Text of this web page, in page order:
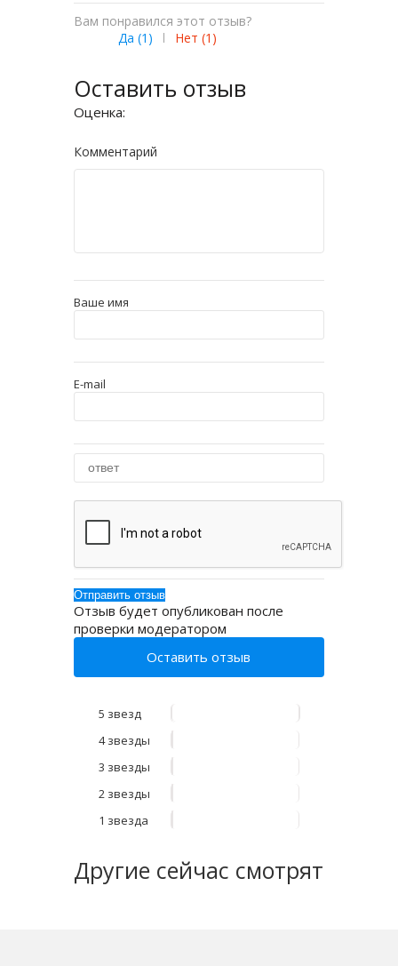
Вам понравился этот отзыв?
Да (1 ) | Нет (1 )
Оставить отзыв
Оценка:
Комментарий
Ваше имя
E-mail
Отзыв будет опубликован после
проверки модератором
Оставить отзыв
5 звезд
4 звезды
3 звезды
2 звезды
1 звезда
Другие сейчас смотрят